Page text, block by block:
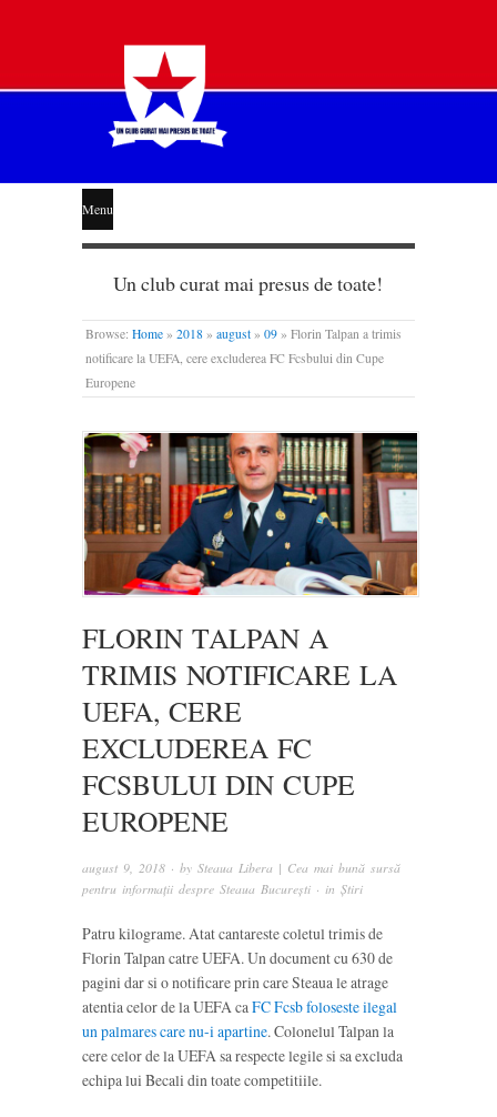
STEAUA
LIBERĂ
Menu
Un club curat mai presus de toate!
Browse: Home » 2018 » august » 09 » Florin Talpan a trimis
notificare la UEFA, cere excluderea FC Fcsbului din Cupe
Europene
FLORIN TALPAN A
TRIMIS NOTIFICARE LA
UEFA, CERE
EXCLUDEREA FC
FCSBULUI DIN CUPE
EUROPENE
august 9, 2018 · by Steaua Libera | Cea mai bună sursă
pentru informații despre Steaua București · in Știri
Patru kilograme. Atat cantareste coletul trimis de
Florin Talpan catre UEFA. Un document cu 630 de
pagini dar si o notificare prin care Steaua le atrage
atentia celor de la UEFA caFC Fcsb foloseste ilegal
un palmares care nu-i apartine. Colonelul Talpan la
cere celor de la UEFA sa respecte legile si sa excluda
echipa lui Becali din toate competitiile.